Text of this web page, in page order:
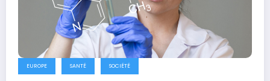
EUROPE SANTÉ SOCIÉTÉ